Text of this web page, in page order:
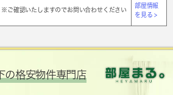
※ご確認いたしますのでお問い合わせください
部屋情報
を見る >
の格安物件専門店